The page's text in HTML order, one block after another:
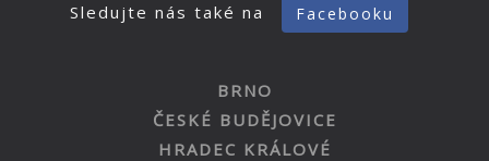
Sledujte nás také na Facebooku
BRNO
ČESKÉ BUDĚJOVICE
HRADEC KRÁLOVÉ